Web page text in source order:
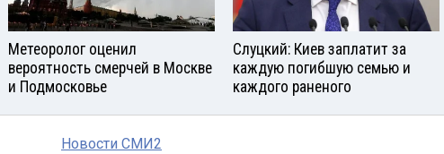
Метеоролог оценил
вероятность смерчей в Москве
и Подмосковье
Слуцкий: Киев заплатит за
каждую погибшую семью и
каждого раненого
Новости СМИ2